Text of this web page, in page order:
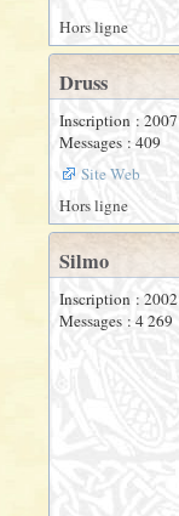
Hors ligne
Druss
Inscription : 2007
Messages : 409
Site Web
Hors ligne
Silmo
Inscription : 2002
Messages : 4 269